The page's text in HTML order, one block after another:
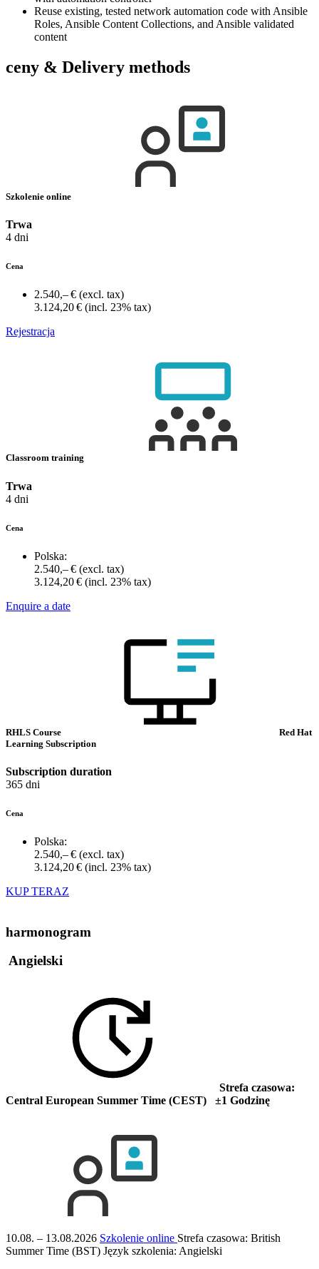
Reuse existing, tested network automation code with Ansible
Roles, Ansible Content Collections, and Ansible validated
content
ceny & Delivery methods
Szkolenie online
Trwa
4 dni
Cena
2.540,– € (excl. tax)
3.124,20 € (incl. 23% tax)
Rejestracja
Classroom training
Trwa
4 dni
Cena
Polska:
2.540,– € (excl. tax)
3.124,20 € (incl. 23% tax)
Enquire a date
RHLS Course
Red Hat
Learning Subscription
Subscription duration
365 dni
Cena
Polska:
2.540,– € (excl. tax)
3.124,20 € (incl. 23% tax)
KUP TERAZ
harmonogram
Angielski
Strefa czasowa:
Central European Summer Time (CEST) ±1 Godzinę
10.08. – 13.08.2026 Szkolenie online Strefa czasowa: British
Summer Time (BST) Język szkolenia: Angielski